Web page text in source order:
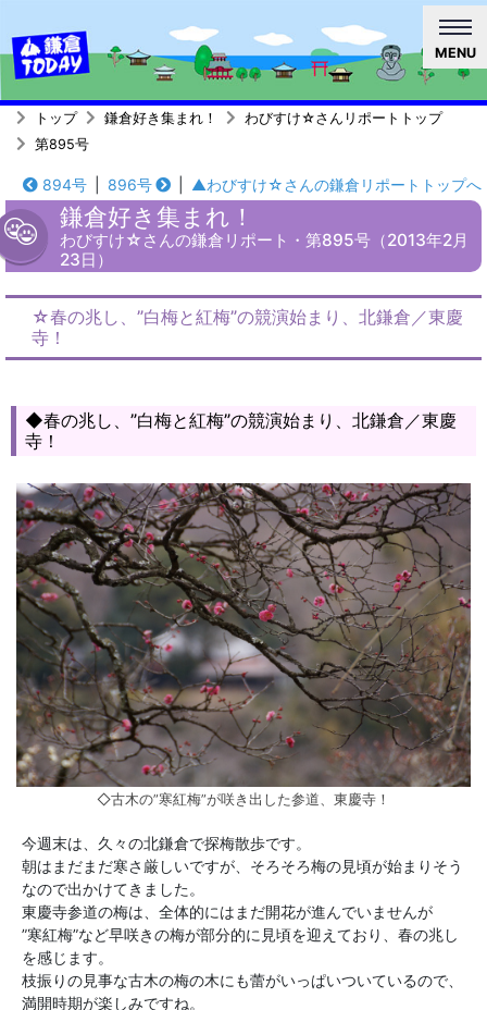
MENU
トップ 鎌倉好き集まれ！
わびすけ☆さんリポートトップ
第895号
894号 896号 ▲わびすけ☆さんの鎌倉リポートトップへ
鎌倉好き集まれ！
わびすけ☆さんの鎌倉リポート・第895号（2013年2月
23日）
☆春の兆し、”白梅と紅梅”の競演始まり、北鎌倉／東慶
寺！
◆春の兆し、”白梅と紅梅”の競演始まり、北鎌倉／東慶
寺！
◇古木の”寒紅梅”が咲き出した参道、東慶寺！
今週末は、久々の北鎌倉で探梅散歩です。
朝はまだまだ寒さ厳しいですが、そろそろ梅の見頃が始まりそう
なので出かけてきました。
東慶寺参道の梅は、全体的にはまだ開花が進んでいませんが
”寒紅梅”など早咲きの梅が部分的に見頃を迎えており、春の兆し
を感じます。
枝振りの見事な古木の梅の木にも蕾がいっぱいついているので、
満開時期が楽しみですね。